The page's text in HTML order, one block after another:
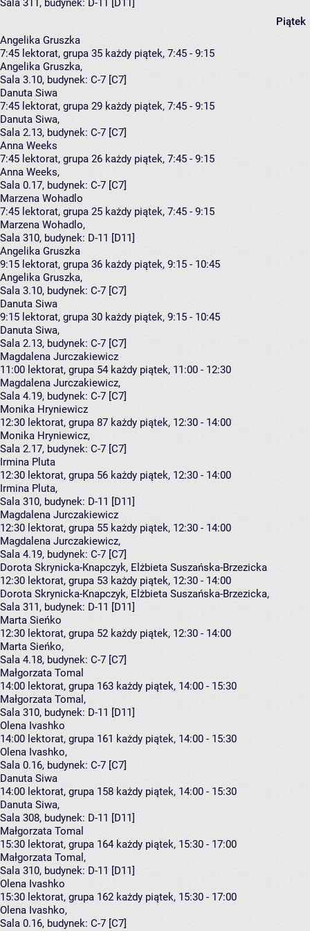
Sala 311, budynek: D-11 [D11]
Piątek
Angelika Gruszka
7:45 lektorat, grupa 35 każdy piątek, 7:45 - 9:15
Angelika Gruszka,
Sala 3.10, budynek: C-7 [C7]
Danuta Siwa
7:45 lektorat, grupa 29 każdy piątek, 7:45 - 9:15
Danuta Siwa,
Sala 2.13, budynek: C-7 [C7]
Anna Weeks
7:45 lektorat, grupa 26 każdy piątek, 7:45 - 9:15
Anna Weeks,
Sala 0.17, budynek: C-7 [C7]
Marzena Wohadlo
7:45 lektorat, grupa 25 każdy piątek, 7:45 - 9:15
Marzena Wohadlo,
Sala 310, budynek: D-11 [D11]
Angelika Gruszka
9:15 lektorat, grupa 36 każdy piątek, 9:15 - 10:45
Angelika Gruszka,
Sala 3.10, budynek: C-7 [C7]
Danuta Siwa
9:15 lektorat, grupa 30 każdy piątek, 9:15 - 10:45
Danuta Siwa,
Sala 2.13, budynek: C-7 [C7]
Magdalena Jurczakiewicz
11:00 lektorat, grupa 54 każdy piątek, 11:00 - 12:30
Magdalena Jurczakiewicz,
Sala 4.19, budynek: C-7 [C7]
Monika Hryniewicz
12:30 lektorat, grupa 87 każdy piątek, 12:30 - 14:00
Monika Hryniewicz,
Sala 2.17, budynek: C-7 [C7]
Irmina Pluta
12:30 lektorat, grupa 56 każdy piątek, 12:30 - 14:00
Irmina Pluta,
Sala 310, budynek: D-11 [D11]
Magdalena Jurczakiewicz
12:30 lektorat, grupa 55 każdy piątek, 12:30 - 14:00
Magdalena Jurczakiewicz,
Sala 4.19, budynek: C-7 [C7]
Dorota Skrynicka-Knapczyk, Elżbieta Suszańska-Brzezicka
12:30 lektorat, grupa 53 każdy piątek, 12:30 - 14:00
Dorota Skrynicka-Knapczyk, Elżbieta Suszańska-Brzezicka,
Sala 311, budynek: D-11 [D11]
Marta Sieńko
12:30 lektorat, grupa 52 każdy piątek, 12:30 - 14:00
Marta Sieńko,
Sala 4.18, budynek: C-7 [C7]
Małgorzata Tomal
14:00 lektorat, grupa 163 każdy piątek, 14:00 - 15:30
Małgorzata Tomal ,
Sala 310, budynek: D-11 [D11]
Olena Ivashko
14:00 lektorat, grupa 161 każdy piątek, 14:00 - 15:30
Olena Ivashko,
Sala 0.16, budynek: C-7 [C7]
Danuta Siwa
14:00 lektorat, grupa 158 każdy piątek, 14:00 - 15:30
Danuta Siwa,
Sala 308, budynek: D-11 [D11]
Małgorzata Tomal
15:30 lektorat, grupa 164 każdy piątek, 15:30 - 17:00
Małgorzata Tomal ,
Sala 310, budynek: D-11 [D11]
Olena Ivashko
15:30 lektorat, grupa 162 każdy piątek, 15:30 - 17:00
Olena Ivashko,
Sala 0.16, budynek: C-7 [C7]